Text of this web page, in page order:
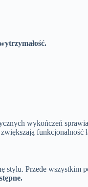
wykończeń
funkcjonalność
stylu. Przede wszystkim